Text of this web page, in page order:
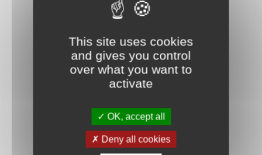
This site uses cookies
and gives you control
over what you want to
activate
OK, accept all
Deny all cookies